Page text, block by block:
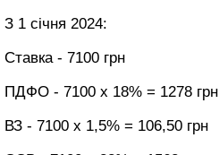
З 1 січня 2024:
Ставка - 7100 грн
ПДФО - 7100 х 18% = 1278 грн
ВЗ - 7100 х 1,5% = 106,50 грн